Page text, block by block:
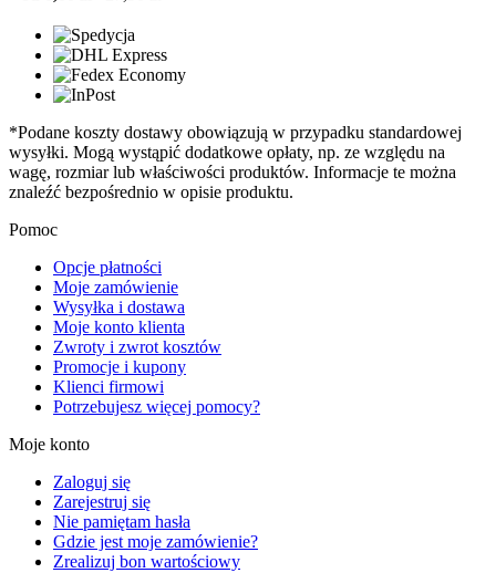
*Podane koszty dostawy obowiązują w przypadku standardowej
wysyłki. Mogą wystąpić dodatkowe opłaty, np. ze względu na
wagę, rozmiar lub właściwości produktów. Informacje te można
znaleźć bezpośrednio w opisie produktu.
Pomoc
Opcje płatności
Moje zamówienie
Wysyłka i dostawa
Moje konto klienta
Zwroty i zwrot kosztów
Promocje i kupony
Klienci firmowi
Potrzebujesz więcej pomocy?
Moje konto
Zaloguj się
Zarejestruj się
Nie pamiętam hasła
Gdzie jest moje zamówienie?
Zrealizuj bon wartościowy